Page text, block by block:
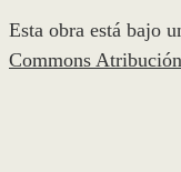
Esta obra está bajo
Commons